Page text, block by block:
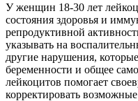
У женщин 18-30 лет
состояния здоровья и
репродуктивной
указывать на
другие нарушения,
беременности и общее
лейкоцитов помогает
корректировать